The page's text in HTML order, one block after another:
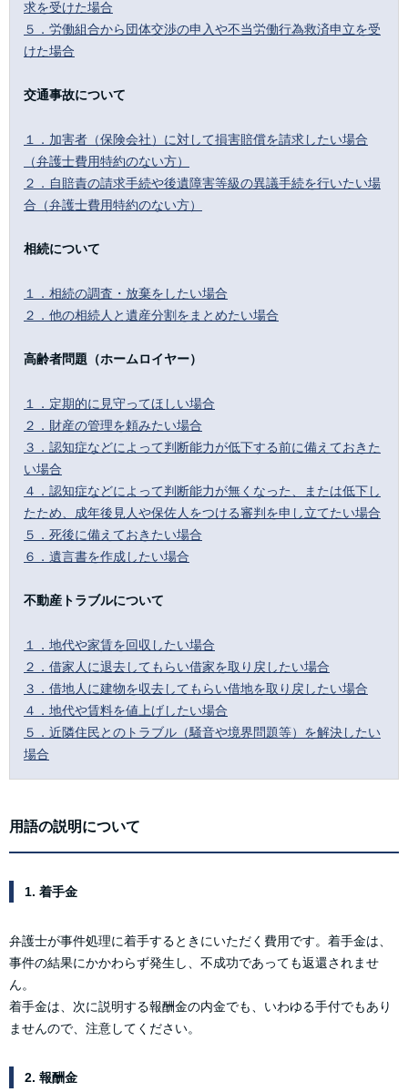
求を受けた場合
５．労働組合から団体交渉の申入や不当労働行為救済申立を受
けた場合
交通事故について
１．加害者（保険会社）に対して損害賠償を請求したい場合
（弁護士費用特約のない方）
２．自賠責の請求手続や後遺障害等級の異議手続を行いたい場
合（弁護士費用特約のない方）
相続について
１．相続の調査・放棄をしたい場合
２．他の相続人と遺産分割をまとめたい場合
高齢者問題（ホームロイヤー）
１．定期的に見守ってほしい場合
２．財産の管理を頼みたい場合
３．認知症などによって判断能力が低下する前に備えておきた
い場合
４．認知症などによって判断能力が無くなった、または低下し
たため、成年後見人や保佐人をつける審判を申し立てたい場合
５．死後に備えておきたい場合
６．遺言書を作成したい場合
不動産トラブルについて
１．地代や家賃を回収したい場合
２．借家人に退去してもらい借家を取り戻したい場合
３．借地人に建物を収去してもらい借地を取り戻したい場合
４．地代や賃料を値上げしたい場合
５．近隣住民とのトラブル（騒音や境界問題等）を解決したい
場合
用語の説明について
1. 着手金
弁護士が事件処理に着手するときにいただく費用です。着手金は、
事件の結果にかかわらず発生し、不成功であっても返還されませ
ん。
着手金は、次に説明する報酬金の内金でも、いわゆる手付でもあり
ませんので、注意してください。
2. 報酬金